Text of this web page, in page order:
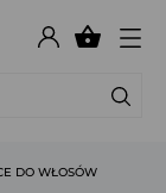

DO WŁOSÓW